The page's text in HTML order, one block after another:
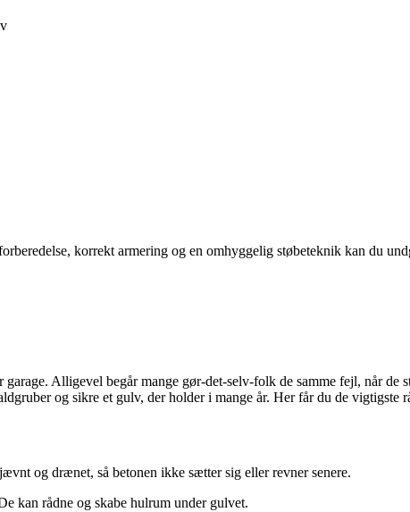
korrekt armering og en omhyggelig støbeteknik kan du
Alligevel begår mange gør-det-selv-folk de samme fejl, når
og sikre et gulv, der holder i mange år. Her får du de vigtigste
og drænet, så betonen ikke sætter sig eller revner senere.
kan rådne og skabe hulrum under gulvet.